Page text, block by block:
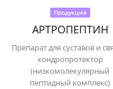
Продукция
АРТРОПЕПТИН
Препарат для суставов и
хондропротектор
(низкомолекулярный
пептидный комплекс)